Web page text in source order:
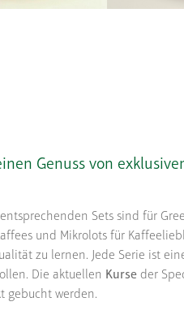
Genuss von
Sets sind für
und Mikrolots für
zu lernen. Jede Serie ist
Die aktuellen Kurse der
gebucht werden.